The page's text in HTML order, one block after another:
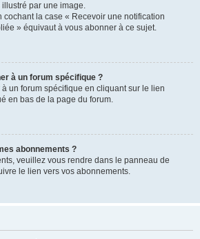
par une image.
cochant la case « Recevoir une notification
» équivaut à vous abonner à ce sujet.
à un forum spécifique ?
un forum spécifique en cliquant sur le lien
en bas de la page du forum.
abonnements ?
veuillez vous rendre dans le panneau de
le lien vers vos abonnements.